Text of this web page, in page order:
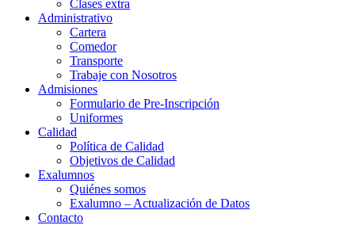
Clases extra
Administrativo
Cartera
Comedor
Transporte
Trabaje con Nosotros
Admisiones
Formulario de Pre-Inscripción
Uniformes
Calidad
Política de Calidad
Objetivos de Calidad
Exalumnos
Quiénes somos
Exalumno – Actualización de Datos
Contacto